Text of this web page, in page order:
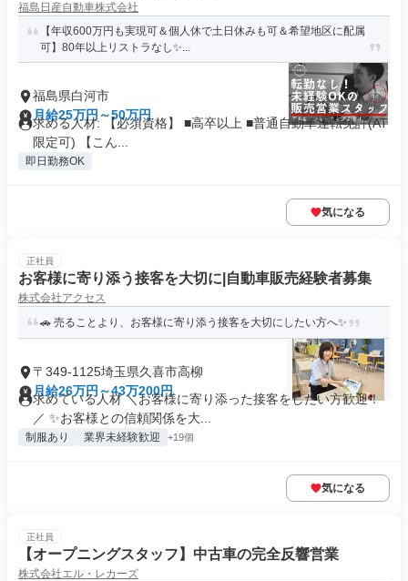
福島日産自動車株式会社
【年収600万円も実現可＆個人休で土日休みも可＆希望地区に配属
可】80年以上リストラなし✨...
福島県白河市
月給25万円～50万円
求める人材: 【必須資格】 ■高卒以上 ■普通自動車運転免許(AT
限定可) 【こん...
即日勤務OK
気になる
正社員
お客様に寄り添う接客を大切に|自動車販売経験者募集
株式会社アクセス
🚗 売ることより、お客様に寄り添う接客を大切にしたい方へ✨
〒349-1125埼玉県久喜市高柳
月給26万円～43万200円
求めている人材 ＼お客様に寄り添った接客をしたい方歓迎！
／ ✨お客様との信頼関係を大...
制服あり 業界未経験歓迎 +19個
気になる
正社員
【オープニングスタッフ】中古車の完全反響営業
株式会社エル・レカーズ